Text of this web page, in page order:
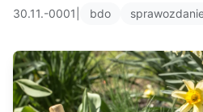
30.11.-0001 bdo